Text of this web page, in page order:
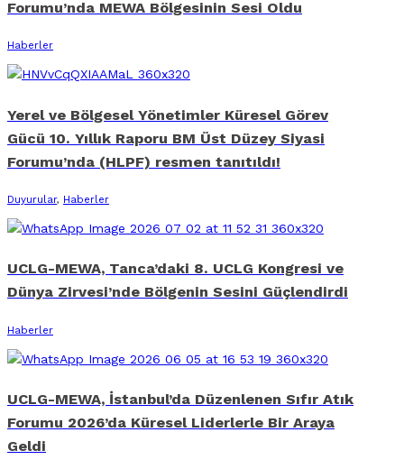
Forumu’nda MEWA Bölgesinin Sesi Oldu
Haberler
Yerel ve Bölgesel Yönetimler Küresel Görev
Gücü 10. Yıllık Raporu BM Üst Düzey Siyasi
Forumu’nda (HLPF) resmen tanıtıldı!
Duyurular, Haberler
UCLG-MEWA, Tanca’daki 8. UCLG Kongresi ve
Dünya Zirvesi’nde Bölgenin Sesini Güçlendirdi
Haberler
UCLG-MEWA, İstanbul’da Düzenlenen Sıfır Atık
Forumu 2026’da Küresel Liderlerle Bir Araya
Geldi